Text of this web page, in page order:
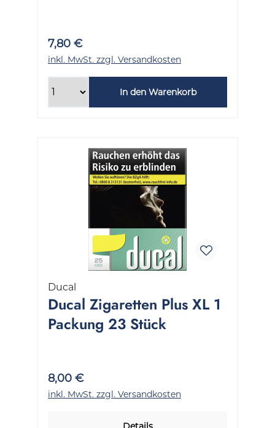
7,80 €
inkl. MwSt. zzgl. Versandkosten
In den Warenkorb
Ducal
Ducal Zigaretten Plus XL 1
Packung 23 Stück
8,00 €
inkl. MwSt. zzgl. Versandkosten